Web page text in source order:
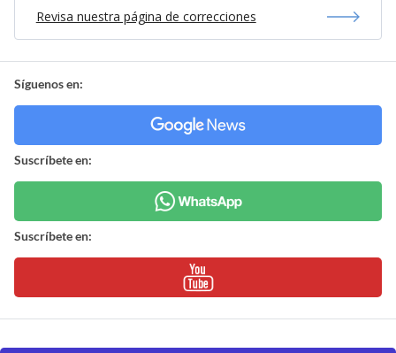
Revisa nuestra página de correcciones
Síguenos en:
Suscríbete en:
Suscríbete en: